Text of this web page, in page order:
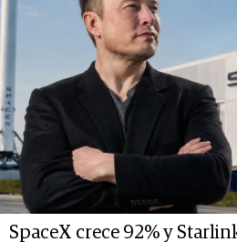
SpaceX crece 92% y